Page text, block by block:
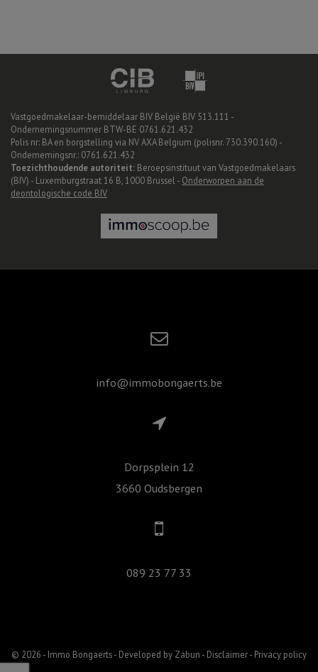
Vastgoedmakelaar-bemiddelaar BIV België BIV 513.111 -
Ondernemingsnummer BTW-BE 0761.621.432
Polis nr: BA en borgstelling via NV AXA Belgium (polisnr. 730.390.160) -
Ondernemingsnr.: 0761.621.432
Toezichthoudende autoriteit: Beroepsinstituut van Vastgoedmakelaars
(BIV) - Luxemburgstraat 16 B, 1000 Brussel - Onderworpen aan de
deontologische code BIV
info@immobongaerts.be
Dorpsplein 12
3660 Oudsbergen
089 23 77 33
© 2026 - Immo Bongaerts - Developed by Zabun - Disclaimer- Privacy policy